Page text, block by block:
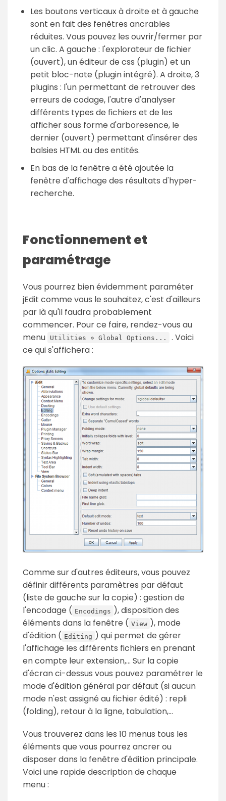
Les boutons verticaux à droite et à gauche
sont en fait des fenêtres ancrables
réduites. Vous pouvez les ouvrir/fermer par
un clic. A gauche : l'explorateur de fichier
(ouvert), un éditeur de css (plugin) et un
petit bloc-note (plugin intégré). A droite, 3
plugins : l'un permettant de retrouver des
erreurs de codage, l'autre d'analyser
différents types de fichiers et de les
afficher sous forme d'arboresence, le
dernier (ouvert) permettant d'insérer des
balsies HTML ou des entités.
En bas de la fenêtre a été ajoutée la
fenêtre d'affichage des résultats d'hyper-
recherche.
Fonctionnement et
paramétrage
Vous pourrez bien évidemment paraméter
jEdit comme vous le souhaitez, c'est d'ailleurs
par là qu'il faudra probablement
commencer. Pour ce faire, rendez-vous au
menu
Utilities » Global Options...
. Voici
ce qui s'affichera :
Comme sur d'autres éditeurs, vous pouvez
définir différents paramètres par défaut
(liste de gauche sur la copie) : gestion de
l'encodage ( Encodings ), disposition des
éléments dans la fenêtre ( View ), mode
d'édition ( Editing ) qui permet de gérer
l'affichage les différents fichiers en prenant
en compte leur extension,... Sur la copie
d'écran ci-dessus vous pouvez paramétrer le
mode d'édition général par défaut (si aucun
mode n'est assigné au fichier édité) : repli
(folding), retour à la ligne, tabulation,...
Vous trouverez dans les 10 menus tous les
éléments que vous pourrez ancrer ou
disposer dans la fenêtre d'édition principale.
Voici une rapide description de chaque
menu :